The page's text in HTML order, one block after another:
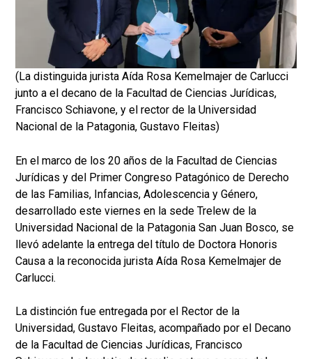
(La distinguida jurista Aída Rosa Kemelmajer de Carlucci
junto a el decano de la Facultad de Ciencias Jurídicas,
Francisco Schiavone, y el rector de la Universidad
Nacional de la Patagonia, Gustavo Fleitas)
En el marco de los 20 años de la Facultad de Ciencias
Jurídicas y del Primer Congreso Patagónico de Derecho
de las Familias, Infancias, Adolescencia y Género,
desarrollado este viernes en la sede Trelew de la
Universidad Nacional de la Patagonia San Juan Bosco, se
llevó adelante la entrega del título de Doctora Honoris
Causa a la reconocida jurista Aída Rosa Kemelmajer de
Carlucci.
La distinción fue entregada por el Rector de la
Universidad, Gustavo Fleitas, acompañado por el Decano
de la Facultad de Ciencias Jurídicas, Francisco